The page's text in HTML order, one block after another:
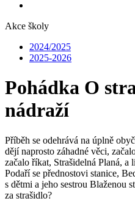
Akce školy
2024/2025
2025-2026
Pohádka O
nádraží
Příběh se odehrává na úplně
dějí naprosto záhadné věci,
začalo říkat, Strašidelná Planá, a
Podaří se přednostovi stanice,
s dětmi a jeho sestrou Blaženou
za strašidlo?